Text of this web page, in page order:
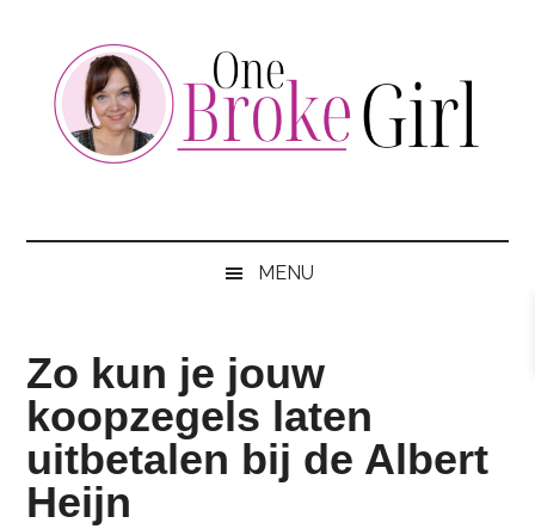
content
secondary
MENU
Zo kun je jouw
koopzegels laten
uitbetalen bij de Albert
Heijn